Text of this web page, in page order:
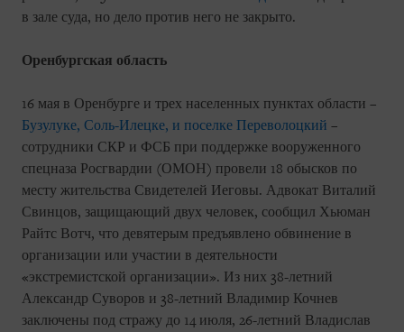
в зале суда, но дело против него не закрыто.
Оренбургская область
16 мая в Оренбурге и трех населенных пунктах области –
Бузулуке, Соль-Илецке, и поселке Переволоцкий –
сотрудники СКР и ФСБ при поддержке вооруженного
спецназа Росгвардии (ОМОН) провели 18 обысков по
месту жительства Свидетелей Иеговы. Адвокат Виталий
Свинцов, защищающий двух человек, сообщил Хьюман
Райтс Вотч, что девятерым предъявлено обвинение в
организации или участии в деятельности
«экстремистской организации». Из них 38-летний
Александр Суворов и 38-летний Владимир Кочнев
заключены под стражу до 14 июля, 26-летний Владислав